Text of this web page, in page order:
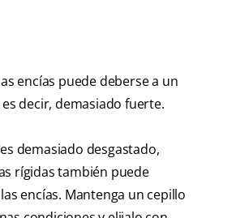
encías puede deberse a un
decir, demasiado fuerte.
demasiado desgastado,
rígidas también puede
encías. Mantenga un cepillo